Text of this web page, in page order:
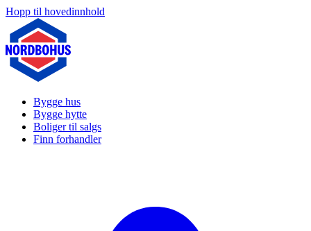
Hopp til hovedinnhold
Bygge hus
Bygge hytte
Boliger til salgs
Finn forhandler